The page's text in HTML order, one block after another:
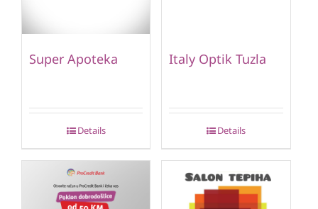
Super Apoteka
Details
Italy Optik Tuzla
Details